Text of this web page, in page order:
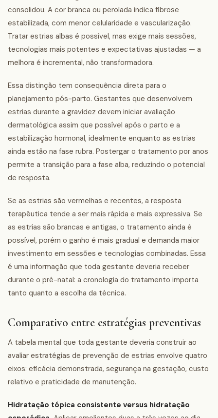
consolidou. A cor branca ou perolada indica fibrose
estabilizada, com menor celularidade e vascularização.
Tratar estrias albas é possível, mas exige mais sessões,
tecnologias mais potentes e expectativas ajustadas — a
melhora é incremental, não transformadora.
Essa distinção tem consequência direta para o
planejamento pós-parto. Gestantes que desenvolvem
estrias durante a gravidez devem iniciar avaliação
dermatológica assim que possível após o parto e a
estabilização hormonal, idealmente enquanto as estrias
ainda estão na fase rubra. Postergar o tratamento por anos
permite a transição para a fase alba, reduzindo o potencial
de resposta.
Se as estrias são vermelhas e recentes, a resposta
terapêutica tende a ser mais rápida e mais expressiva. Se
as estrias são brancas e antigas, o tratamento ainda é
possível, porém o ganho é mais gradual e demanda maior
investimento em sessões e tecnologias combinadas. Essa
é uma informação que toda gestante deveria receber
durante o pré-natal: a cronologia do tratamento importa
tanto quanto a escolha da técnica.
Comparativo entre estratégias preventivas
A tabela mental que toda gestante deveria construir ao
avaliar estratégias de prevenção de estrias envolve quatro
eixos: eficácia demonstrada, segurança na gestação, custo
relativo e praticidade de manutenção.
Hidratação tópica consistente versus hidratação